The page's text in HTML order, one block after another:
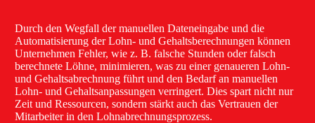
Durch den Wegfall der manuellen Dateneingabe und die
Automatisierung der Lohn- und Gehaltsberechnungen können
Unternehmen Fehler, wie z. B. falsche Stunden oder falsch
berechnete Löhne, minimieren, was zu einer genaueren Lohn-
und Gehaltsabrechnung führt und den Bedarf an manuellen
Lohn- und Gehaltsanpassungen verringert. Dies spart nicht nur
Zeit und Ressourcen, sondern stärkt auch das Vertrauen der
Mitarbeiter in den Lohnabrechnungsprozess.